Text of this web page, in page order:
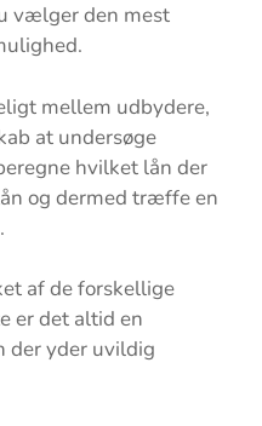
vælger den mest
mellem udbydere,
at undersøge
hvilket lån der
og dermed træffe en
af de forskellige
er det altid en
der yder uvildig